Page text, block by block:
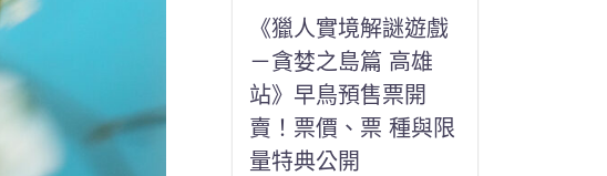
《獵人實境解謎遊戲
－貪婪之島篇 高雄
站》早鳥預售票開
賣！票價、票 種與限
量特典公開